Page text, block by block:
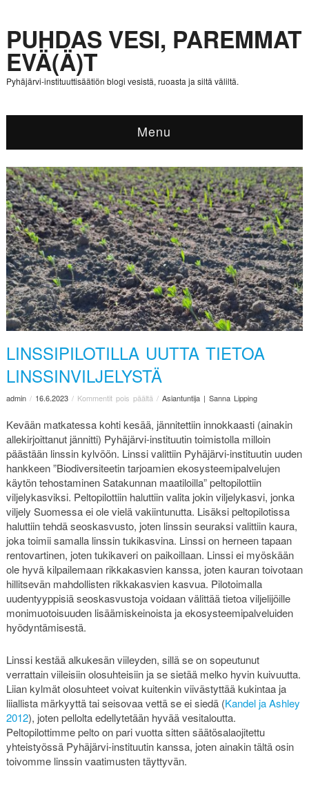
PUHDAS VESI, PAREMMAT
EVÄ(Ä)T
Pyhäjärvi-instituuttisäätiön blogi vesistä, ruoasta ja siltä väliltä.
Menu
LINSSIPILOTILLA UUTTA TIETOA
LINSSINVILJELYSTÄ
admin/ 16.6.2023/ Kommentit pois päältä / Asiantuntija | Sanna Lipping
Kevään matkatessa kohti kesää, jännitettiin innokkaasti (ainakin
allekirjoittanut jännitti) Pyhäjärvi-instituutin toimistolla milloin
päästään linssin kylvöön. Linssi valittiin Pyhäjärvi-instituutin uuden
hankkeen ”Biodiversiteetin tarjoamien ekosysteemipalvelujen
käytön tehostaminen Satakunnan maatiloilla” peltopilottiin
viljelykasviksi. Peltopilottiin haluttiin valita jokin viljelykasvi, jonka
viljely Suomessa ei ole vielä vakiintunutta. Lisäksi peltopilotissa
haluttiin tehdä seoskasvusto, joten linssin seuraksi valittiin kaura,
joka toimii samalla linssin tukikasvina. Linssi on herneen tapaan
rentovartinen, joten tukikaveri on paikoillaan. Linssi ei myöskään
ole hyvä kilpailemaan rikkakasvien kanssa, joten kauran toivotaan
hillitsevän mahdollisten rikkakasvien kasvua. Pilotoimalla
uudentyyppisiä seoskasvustoja voidaan välittää tietoa viljelijöille
monimuotoisuuden lisäämiskeinoista ja ekosysteemipalveluiden
hyödyntämisestä.
Linssi kestää alkukesän viileyden, sillä se on sopeutunut
verrattain viileisiin olosuhteisiin ja se sietää melko hyvin kuivuutta.
Liian kylmät olosuhteet voivat kuitenkin viivästyttää kukintaa ja
liiallista märkyyttä tai seisovaa vettä se ei siedä (Kandel ja Ashley
2012), joten pellolta edellytetään hyvää vesitaloutta.
Peltopilottimme pelto on pari vuotta sitten säätösalaojitettu
yhteistyössä Pyhäjärvi-instituutin kanssa, joten ainakin tältä osin
toivomme linssin vaatimusten täyttyvän.